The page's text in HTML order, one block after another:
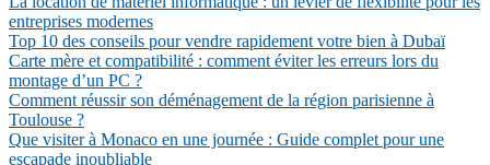
entreprises modernes
Top 10 des conseils pour vendre rapidement votre bien à Dubaï
Carte mère et compatibilité : comment éviter les erreurs lors du
montage d’un PC ?
Comment réussir son déménagement de la région parisienne à
Toulouse ?
Que visiter à Monaco en une journée : Guide complet pour une
escapade inoubliable